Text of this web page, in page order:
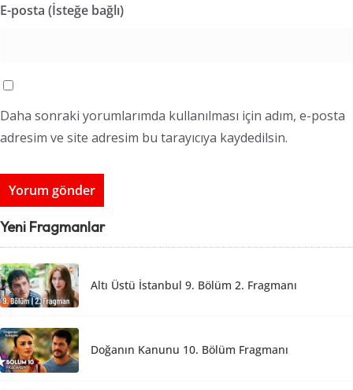
E-posta (İsteğe bağlı)
Daha sonraki yorumlarımda kullanılması için adım, e-posta
adresim ve site adresim bu tarayıcıya kaydedilsin.
Yeni Fragmanlar
Altı Üstü İstanbul 9. Bölüm 2. Fragmanı
Doğanın Kanunu 10. Bölüm Fragmanı